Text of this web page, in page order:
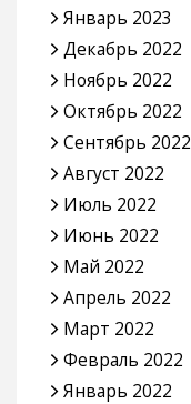
Январь 2023
Декабрь 2022
Ноябрь 2022
Октябрь 2022
Сентябрь 2022
Август 2022
Июль 2022
Июнь 2022
Май 2022
Апрель 2022
Март 2022
Февраль 2022
Январь 2022